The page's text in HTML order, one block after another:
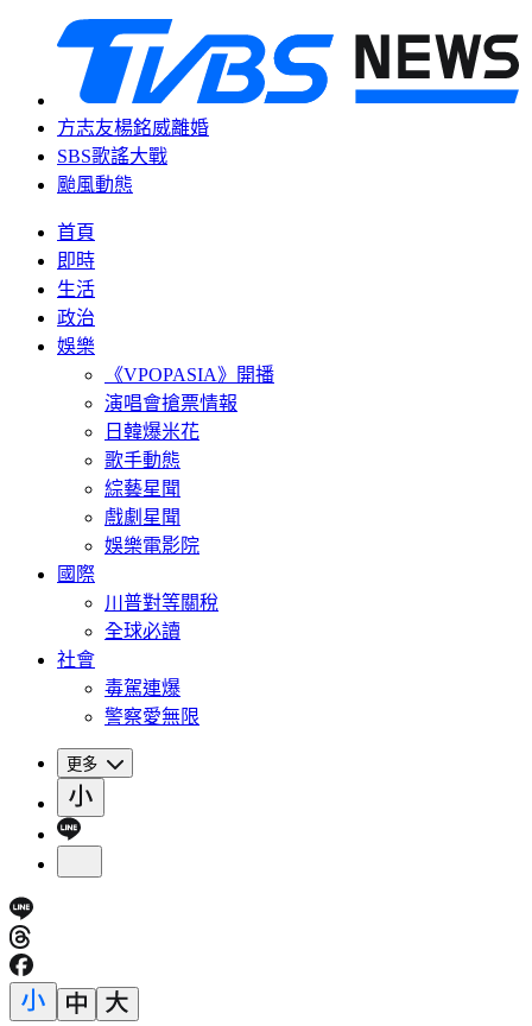
方志友楊銘威離婚
SBS歌謠大戰
颱風動態
首頁
即時
生活
政治
娛樂
《VPOPASIA》開播
演唱會搶票情報
日韓爆米花
歌手動態
綜藝星聞
戲劇星聞
娛樂電影院
國際
川普對等關稅
全球必讀
社會
毒駕連爆
警察愛無限
更多